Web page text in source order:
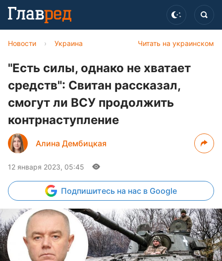
Читать на украинском
Новости › Украина
"Есть силы, однако не хватает
средств": Свитан рассказал,
смогут ли ВСУ продолжить
контрнаступление
Алина Дембицкая
12 января 2023, 05:45
Подпишитесь на нас в Google